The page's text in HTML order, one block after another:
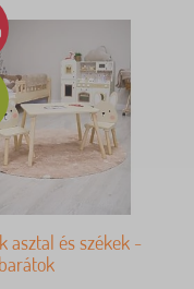
asztal és székek -